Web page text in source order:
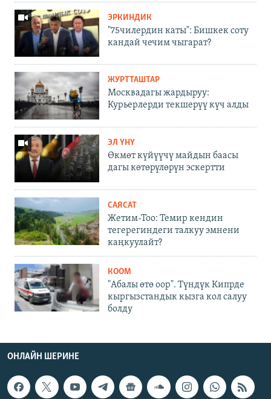
ЭРКИНДИК
"75чилердин каты": Бишкек соту
кандай чечим чыгарат?
ЖУРТТАШТАР
Москвадагы жардыруу:
Курьерлерди текшерүү күч алды
ЭЛ ҮНҮ
Өкмөт күйүүчү майдын баасы
дагы көтөрүлөрүн эскертти
САЯСАТ
Жетим-Тоо: Темир кендин
тегерегиндеги талкуу эмнени
каңкуулайт?
КООМ
"Абалы өтө оор". Түндүк Кипрде
кыргызстандык кызга кол салуу
болду
ОНЛАЙН ШЕРИНЕ